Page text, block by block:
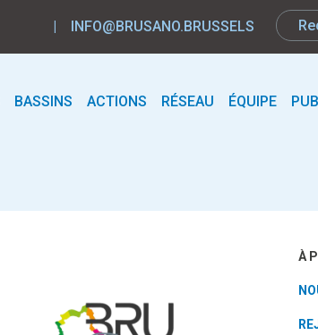
| INFO@BRUSANO.BRUSSELS
BASSINS ACTIONS RÉSEAU ÉQUIPE
À